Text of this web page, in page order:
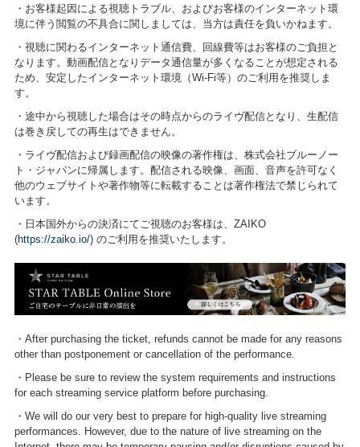
・お客様起因による視聴トラブル、およびお客様のインターネット環
境に伴う閲覧の不具合に関しましては、当方は責任を負いかねます。
・視聴に関わるインターネット通信費、回線費等はお客様のご負担と
なります。動画配信となりデータ通信量が多くなることが想定される
ため、安定したインターネット環境（Wi-Fi等）のご利用を推奨しま
す。
・途中から視聴した場合はその時点からのライヴ配信となり、生配信
は巻き戻しての再生はできません。
・ライヴ配信および録画配信の映像の著作権は、株式会社ブルーノー
ト・ジャパンに帰属します。配信される映像、画面、音声を許可なく
他のウェブサイトや著作物等に転載することは著作権法で禁じられて
います。
・日本国外からの決済にてご視聴のお客様は、ZAIKO
(https://zaiko.io/) のご利用を推奨いたします。
・After purchasing the ticket, refunds cannot be made for any reasons
other than postponement or cancellation of the performance.
・Please be sure to review the system requirements and instructions
for each streaming service platform before purchasing.
・We will do our very best to prepare for high-quality live streaming
performances. However, due to the nature of live streaming on the